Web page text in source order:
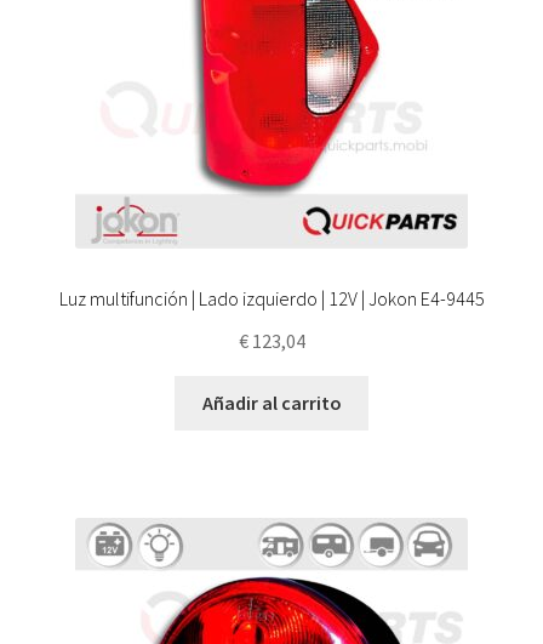
Luz multifunción | Lado izquierdo | 12V | Jokon E4-9445
€123,04
Añadir al carrito